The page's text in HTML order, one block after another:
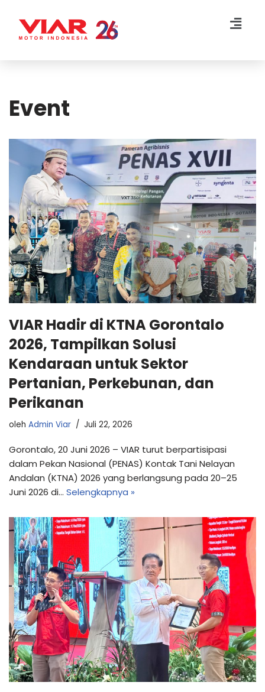
Lompat
Event
VIAR Hadir di KTNA Gorontalo
2026, Tampilkan Solusi
Kendaraan untuk Sektor
Pertanian, Perkebunan, dan
Perikanan
oleh Admin Viar Juli 22, 2026
Gorontalo, 20 Juni 2026 – VIAR turut berpartisipasi
dalam Pekan Nasional (PENAS) Kontak Tani Nelayan
Andalan (KTNA) 2026 yang berlangsung pada 20–25
Juni 2026 di… Selengkapnya »